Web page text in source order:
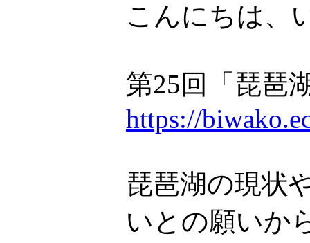
こんにちは、
第25回「琵琶
https://
琵琶湖の現状
いとの願いか